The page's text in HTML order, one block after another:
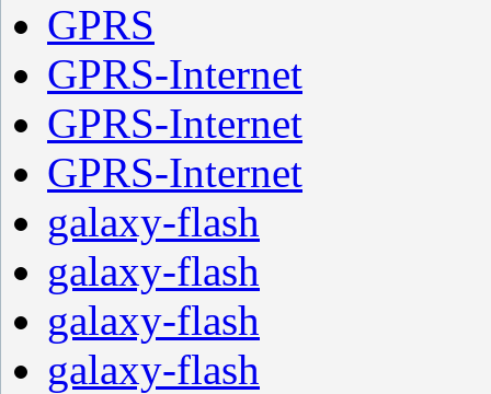
GPRS
GPRS-Internet
GPRS-Internet
GPRS-Internet
galaxy-flash
galaxy-flash
galaxy-flash
galaxy-flash